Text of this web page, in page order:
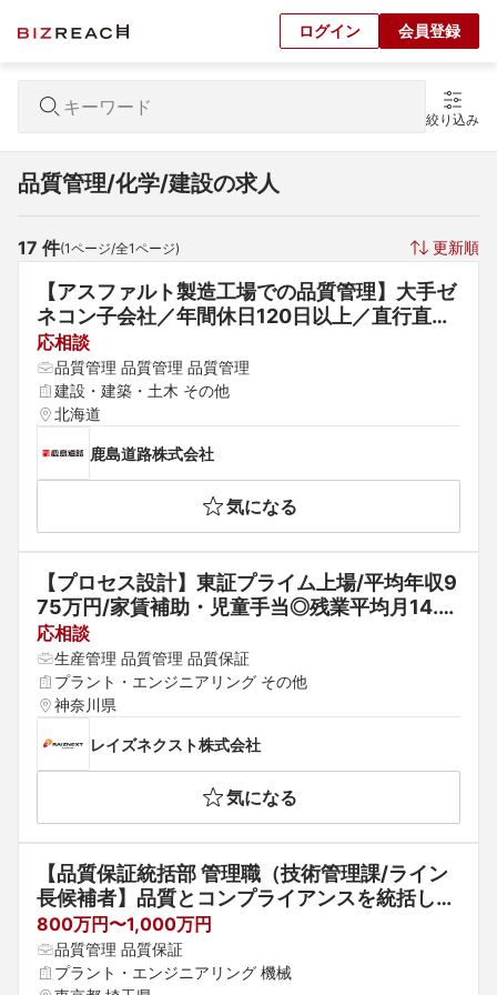
ログイン 会員登録
絞り込み
品質管理/化学/建設の求人
17 件(1ページ/全1ページ) 更新順
【アスファルト製造工場での品質管理】大手ゼ
ネコン子会社／年間休日120日以上／直行直帰
可／ICT技術導入による効率的な施工に取り組
んでおります。
応相談
品質管理 品質管理 品質管理
建設・建築・土木 その他
北海道
鹿島道路株式会社
気になる
【プロセス設計】東証プライム上場/平均年収9
75万円/家賃補助・児童手当◎残業平均月14.4
h（全社）/年休125日
応相談
生産管理 品質管理 品質保証
プラント・エンジニアリング その他
神奈川県
レイズネクスト株式会社
気になる
【品質保証統括部 管理職（技術管理課/ライン
長候補者】品質とコンプライアンスを統括し、
CCU事業の未来を築くキーパーソンを募集！
800万円〜1,000万円
品質管理 品質保証
プラント・エンジニアリング 機械